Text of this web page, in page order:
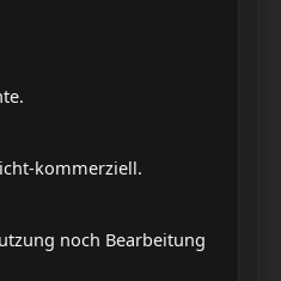
kommerziell.
noch Bearbeitung